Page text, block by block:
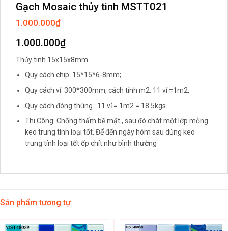
Gạch Mosaic thủy tinh MSTT021
1.000.000₫
1.000.000₫
Thủy tinh 15x15x8mm
Quy cách chip: 15*15*6-8mm;
Quy cách vỉ: 300*300mm, cách tính m2: 11 vỉ =1m2,
Quy cách đóng thùng : 11 vỉ = 1m2 = 18.5kgs
Thi Công: Chống thấm bề mặt , sau đó chát một lớp mỏng
keo trung tính loại tốt. Để đến ngày hôm sau dùng keo
trung tính loại tốt ốp chít như bình thường
Sản phẩm tương tự